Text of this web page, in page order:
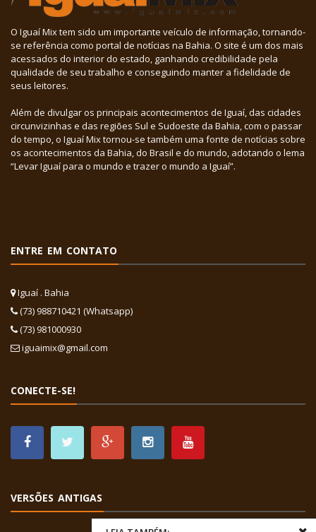
O Iguaí Mix tem sido um importante veículo de informação, tornando-
se referência como portal de notícias na Bahia. O site é um dos mais
acessados do interior do estado, ganhando credibilidade pela
qualidade de seu trabalho e conseguindo manter a fidelidade de
seus leitores.
Além de divulgar os principais acontecimentos de Iguaí, das cidades
circunvizinhas e das regiões Sul e Sudoeste da Bahia, com o passar
do tempo, o Iguaí Mix tornou-se também uma fonte de notícias sobre
os acontecimentos da Bahia, do Brasil e do mundo, adotando o lema
“Levar Iguaí para o mundo e trazer o mundo a Iguaí”.
ENTRE EM CONTATO
Iguaí . Bahia
(73) 988710421 (Whatsapp)
(73) 981000930
iguaimix@gmail.com
CONECTE-SE!
VERSÕES ANTIGAS